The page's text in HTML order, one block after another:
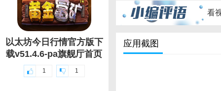
以太坊今日行情官方版下
载v51.4.6-pa旗舰厅首页
1 1
看
应用截图